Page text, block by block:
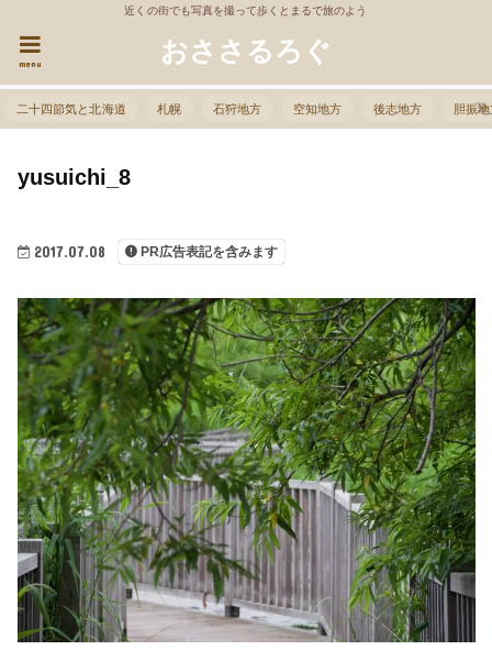
近くの街でも写真を撮って歩くとまるで旅のよう
おささるろぐ
menu
二十四節気と北海道 札幌 石狩地方 空知地方 後志地方 胆振
2017.07.08 PR広告表記を含みます
yusuichi_8